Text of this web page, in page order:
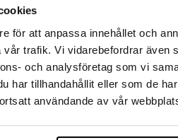
för att anpassa innehållet och
trafik. Vi vidarebefordrar även
och analysföretag som vi
har tillhandahållit eller som de
användande av vår
valoilla.
kaapeli autoon. Ei sis. 2 kpl AA-